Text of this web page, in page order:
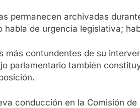
permanecen archivadas
habla de urgencia legislativa;
más contundentes de su
parlamentario también
conducción en la Comisión